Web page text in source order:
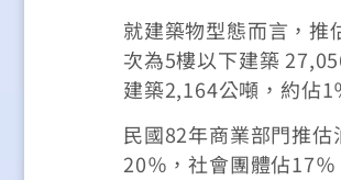
就建築物型態而言，
次為5樓以下建築
建築2,164公噸，約佔1
民國82年商業部門推
20％，社會團體佔17